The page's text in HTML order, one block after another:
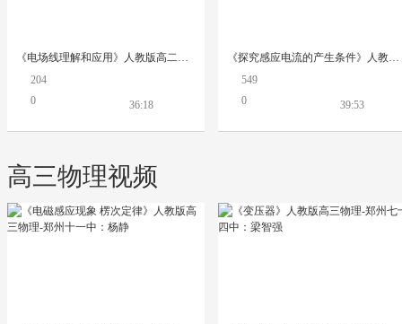
《电场线理解和应用》人教版高二物理-新郑市二中分校：许培
204
0
36:18
《探究感应电流的产生条件》人教版高二物理-郑州七中：潘立红
549
0
39:53
高三物理视频